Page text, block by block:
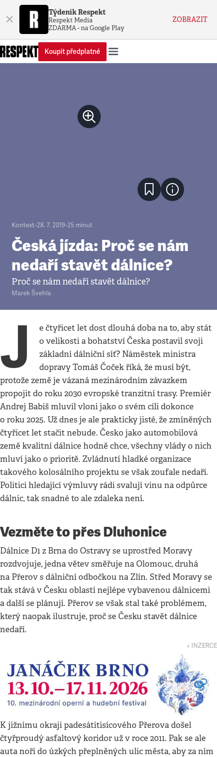
× Týdeník Respekt
Respekt Media
ZDARMA - na Google Play
ZOBRAZIT
Koupit předplatné
Kontext•28. 7. 2019•25 minut
Česká jízda: Proč se nám
nedaří stavět dálnice?
Proč se nám nedaří stavět dálnice?
Marek Švehla
J
e čtyřicet let dost dlouhá doba na to, aby stát
o velikosti a bohatství Česka postavil svoji
základní dálniční síť? Náměstek ministra
dopravy Tomáš Čoček říká, že musí být,
protože země je vázaná mezinárodním závazkem
propojit do roku 2030 evropské tranzitní trasy. Premiér
Andrej Babiš mluvil vloni jako o svém cíli dokonce
o roku 2025. Už dnes je ale prakticky jisté, že zmíněných
čtyřicet let stačit nebude. Česko jako automobilová
země kvalitní dálnice hodně chce, všechny vlády o nich
mluví jako o prioritě. Zvládnutí hladké organizace
takového kolosálního projektu se však zoufale nedaří.
Politici hledající výmluvy rádi svalují vinu na odpůrce
dálnic, tak snadné to ale zdaleka není.
Vezměte to přes Dluhonice
Dálnice D1 z Brna do Ostravy se uprostřed Moravy
rozdvojuje, jedna větev směřuje na Olomouc, druhá
na Přerov s dálniční odbočkou na Zlín. Střed Moravy se
tak stává v Česku oblastí nejlépe vybavenou dálnicemi
a další se plánují. Přerov se však stal také problémem,
který naopak ilustruje, proč se Česku stavět dálnice
nedaří.
↓ INZERCE
K jižnímu okraji padesátitisícového Přerova došel
čtyřproudý asfaltový koridor už v roce 2011. Pak se ale
auta noří do úzkých přeplněných ulic města, aby za ním